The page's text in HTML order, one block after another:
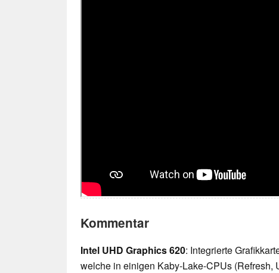
Kommentar
Intel UHD Graphics 620: Integrierte
welche in einigen Kaby-Lake-CPUs (Refresh,